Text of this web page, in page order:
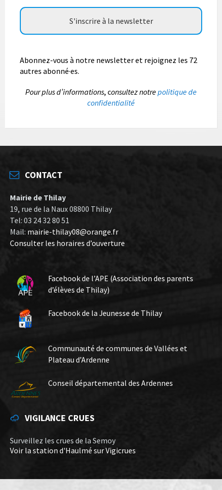
Abonnez-vous à notre newsletter et rejoignez les 72
autres abonné·es.
Pour plus d’informations, consultez notrepolitique de
confidentialité
CONTACT
Mairie de Thilay
19, rue de la Naux 08800 Thilay
Tel: 03 24 32 80 51
Mail: mairie-thilay08@orange.fr
Consulter les horaires d’ouverture
Facebook de l’APE (Association des parents
d’élèves de Thilay)
Facebook de la Jeunesse de Thilay
Communauté de communes de Vallées et
Plateau d’Ardenne
Conseil départemental des Ardennes
VIGILANCE CRUES
Surveillez les crues de la Semoy
Voir la station d'Haulmé sur Vigicrues